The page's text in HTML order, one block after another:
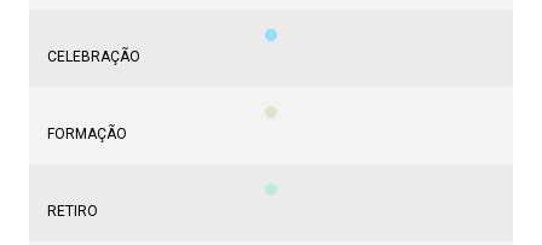
CELEBRAÇÃO
FORMAÇÃO
RETIRO